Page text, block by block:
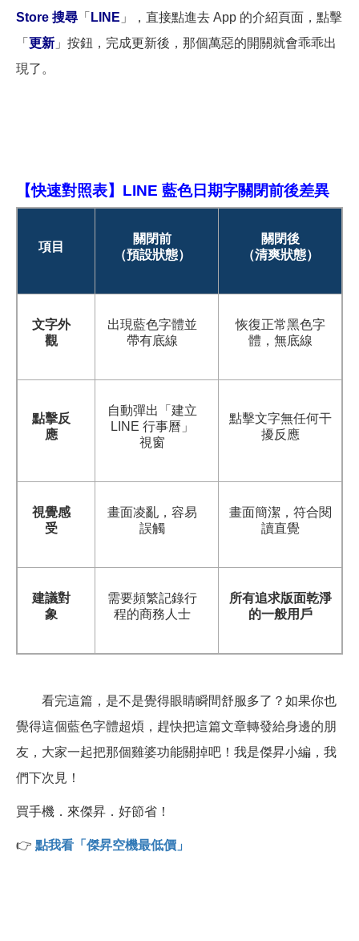
Store 搜尋 「 LINE 」，直接點進去 App 的介紹頁面，點擊
「 更新 」按鈕，完成更新後，那個萬惡的開關就會乖乖出
現了。
【快速對照表】 LINE 藍色日期字關閉前後差異
項目
關閉前
（預設狀態）
關閉後
（清爽狀態）
文字外
觀
出現藍色字體並
帶有底線
恢復正常黑色字
體，無底線
點擊反
應
自動彈出「建立
LINE 行事曆」
視窗
點擊文字無任何干
擾反應
視覺感
受
畫面凌亂，容易
誤觸
畫面簡潔，符合閱
讀直覺
建議對
象
需要頻繁記錄行
程的商務人士
所有追求版面乾淨
的一般用戶
看完這篇，是不是覺得眼睛瞬間舒服多了？如果你也
覺得這個藍色字體超煩，趕快把這篇文章轉發給身邊的朋
友，大家一起把那個雞婆功能關掉吧！我是傑昇小編，我
們下次見！
買手機．來傑昇．好節省！
👉 點我看「傑昇空機最低價」